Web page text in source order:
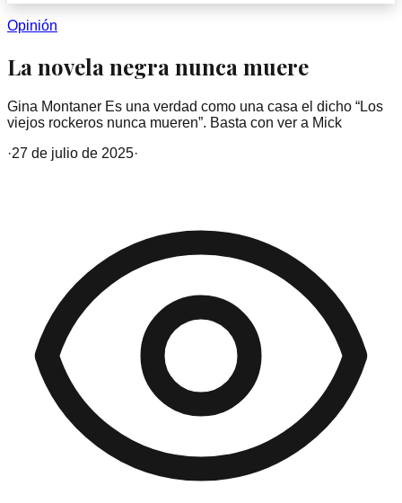
Opinión
La novela negra nunca muere
Gina Montaner Es una verdad como una casa el dicho “Los
viejos rockeros nunca mueren”. Basta con ver a Mick
·27 de julio de 2025·